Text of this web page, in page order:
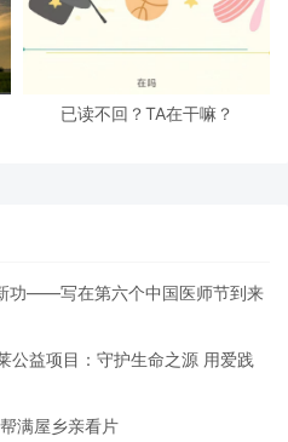
已读不回？TA在干嘛？
功——写在第六个中国医师节到来
公益项目：守护生命之源 用爱践
满屋乡亲看片